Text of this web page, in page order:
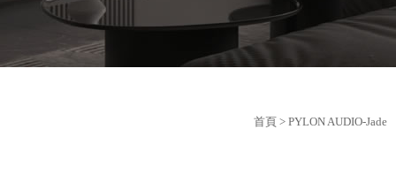
首頁 > PYLON AUDIO-Jade